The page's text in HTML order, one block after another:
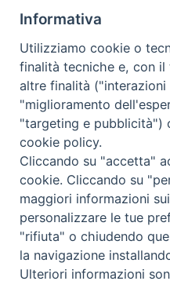
Redazione
Scrivici
Copyright © 2019
Trentina Editrice
Privacy Policy
Informativa
Utilizziamo cookie o
finalità tecniche e, con il
altre finalità
"miglioramento
"targeting e pubblicità")
cookie policy.
Cliccando su "accetta"
cookie. Cliccando su
maggiori informazioni
personalizzare le tue
"rifiuta" o chiudendo
la navigazione
Ulteriori informazioni